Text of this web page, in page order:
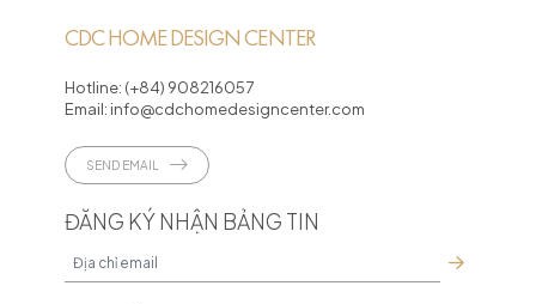
CDC HOME DESIGN CENTER
Hotline: (+84) 908216057
Email: info@cdchomedesigncenter.com
SEND EMAIL
ĐĂNG KÝ NHẬN BẢNG TIN